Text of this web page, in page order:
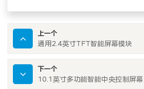
上一个
通用2.4英寸TFT智能屏幕模块
下一个
10.1英寸多功能智能中央控制屏幕